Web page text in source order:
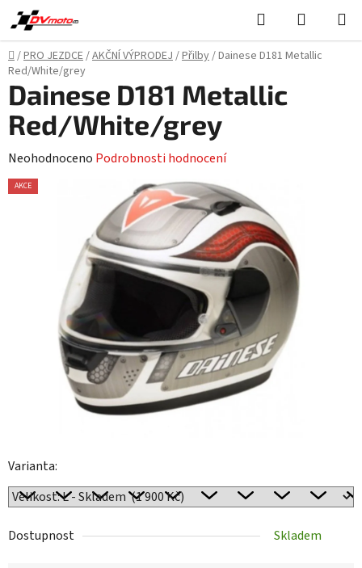
Přejít
na
obsah
Hledat
KOŠÍK
Domů
/PRO JEZDCE/AKČNÍ VÝPRODEJ/Přilby/Dainese D181 Metallic
Red/White/grey
Varianta:
Dostupnost Skladem
Dainese D181 Metallic
Red/White/grey
Průměrné
hodnocení
hvězdiček.
Neohodnoceno Podrobnosti hodnocení
AKCE